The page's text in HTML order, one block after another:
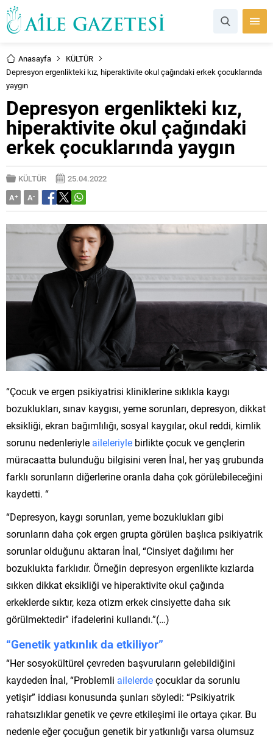
Anasayfa
KÜLTÜR
Depresyon ergenlikteki kız, hiperaktivite okul çağındaki erkek çocuklarında
yaygın
Depresyon ergenlikteki kız,
hiperaktivite okul çağındaki
erkek çocuklarında yaygın
KÜLTÜR
25.04.2022
A+ A-
“Çocuk ve ergen psikiyatrisi kliniklerine sıklıkla kaygı
bozuklukları, sınav kaygısı, yeme sorunları, depresyon, dikkat
eksikliği, ekran bağımlılığı, sosyal kaygılar, okul reddi, kimlik
sorunu nedenleriyle aileleriyle birlikte çocuk ve gençlerin
müracaatta bulunduğu bilgisini veren İnal, her yaş grubunda
farklı sorunların diğerlerine oranla daha çok görülebileceğini
kaydetti. “
“Depresyon, kaygı sorunları, yeme bozuklukları gibi
sorunların daha çok ergen grupta görülen başlıca psikiyatrik
sorunlar olduğunu aktaran İnal, “Cinsiyet dağılımı her
bozuklukta farklıdır. Örneğin depresyon ergenlikte kızlarda
sıkken dikkat eksikliği ve hiperaktivite okul çağında
erkeklerde sıktır, keza otizm erkek cinsiyette daha sık
görülmektedir” ifadelerini kullandı.”(…)
“Genetik yatkınlık da etkiliyor”
“Her sosyokültürel çevreden başvuruların gelebildiğini
kaydeden İnal, “Problemli ailelerdeçocuklar da sorunlu
yetişir” iddiası konusunda şunları söyledi: “Psikiyatrik
rahatsızlıklar genetik ve çevre etkileşimi ile ortaya çıkar. Bu
nedenle eğer çocuğun genetik bir yatkınlığı varsa olumsuz